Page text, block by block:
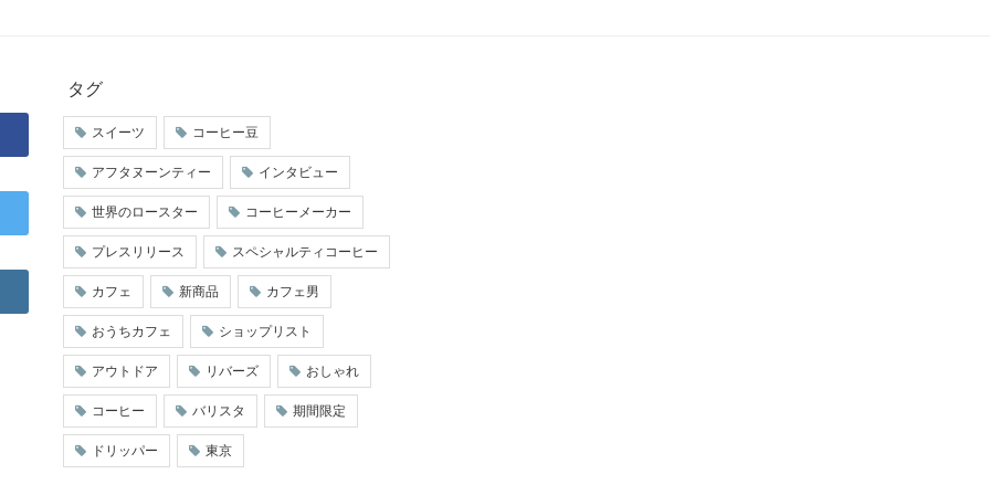
タグ
スイーツ コーヒー豆
アフタヌーンティー インタビュー
世界のロースター コーヒーメーカー
プレスリリース スペシャルティコーヒー
カフェ 新商品 カフェ男
おうちカフェ ショップリスト
アウトドア リバーズ おしゃれ
コーヒー バリスタ 期間限定
ドリッパー 東京